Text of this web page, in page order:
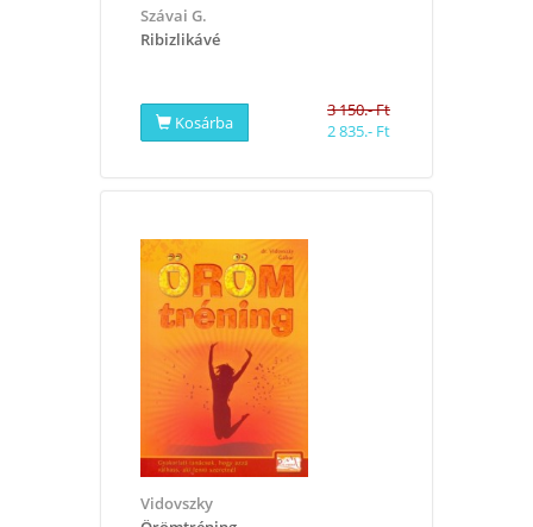
Szávai G.
Ribizlikávé
Kosárba
3 150.- Ft
2 835.- Ft
Vidovszky